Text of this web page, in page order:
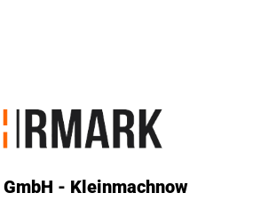
- Kleinmachnow